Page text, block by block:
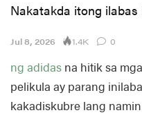
Nakatakda itong
Jul 8, 2026 1.4K 0
ng adidas na hitik sa
pelikula ay parang
kakadiskubre lang